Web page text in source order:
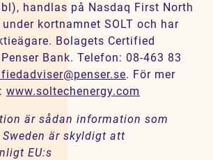
handlas på Nasdaq First North
kortnamnet SOLT och har
Bolagets Certified
Bank. Telefon: 08-463 83
. För mer
www.soltechenergy.com
är sådan information som
Sweden är skyldigt att
EU:s